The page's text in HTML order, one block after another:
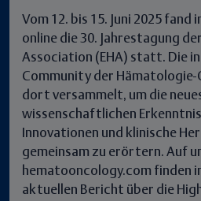
Vom 12. bis 15. Juni 2025 fand
online die 30. Jahrestagung
Association (EHA) statt. Die
Community der
dort versammelt, um die
wissenschaftlichen
Innovationen und klinische
gemeinsam zu erörtern. Auf
hematooncology.com finden
aktuellen Bericht über die